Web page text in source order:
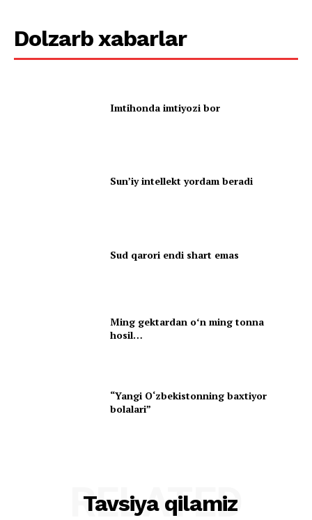
Dolzarb xabarlar
Imtihonda imtiyozi bor
Sun’iy intellekt yordam beradi
Sud qarori endi shart emas
Ming gektardan oʻn ming tonna
hosil…
“Yangi O‘zbekistonning baxtiyor
bolalari”
Tavsiya qilamiz
RELATED